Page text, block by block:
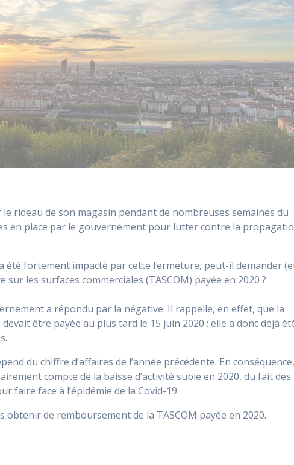
rideau de son magasin pendant de nombreuses semaines du
en place par le gouvernement pour lutter contre la
été fortement impacté par cette fermeture, peut-il demander
les surfaces commerciales (TASCOM) payée en 2020 ?
a répondu par la négative. Il rappelle, en effet, que la
être payée au plus tard le 15 juin 2020 : elle a donc déjà
du chiffre d’affaires de l’année précédente. En conséquence,
compte de la baisse d’activité subie en 2020, du fait des
faire face à l’épidémie de la Covid-19.
obtenir de remboursement de la TASCOM payée en 2020.